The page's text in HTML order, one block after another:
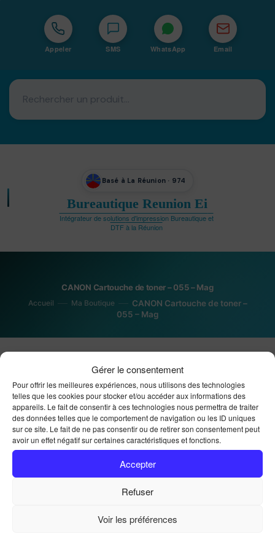
Gérer le consentement
Pour offrir les meilleures expériences, nous utilisons des technologies
telles que les cookies pour stocker et/ou accéder aux informations des
appareils. Le fait de consentir à ces technologies nous permettra de traiter
des données telles que le comportement de navigation ou les ID uniques
sur ce site. Le fait de ne pas consentir ou de retirer son consentement peut
avoir un effet négatif sur certaines caractéristiques et fonctions.
Accepter
Refuser
Voir les préférences
Appeler SMS WhatsApp Email
Basé à La Réunion · 974
Bureautique Reunion Ei
Intégrateur de solutions d'impression Bureautique et
DTF à la Réunion
CANON Cartouche de toner – 055 – Mag
Accueil Ma Boutique
CANON Cartouche de toner –
055 – Mag
CANON Cartouche de
toner – 055 – Mag
139,90€